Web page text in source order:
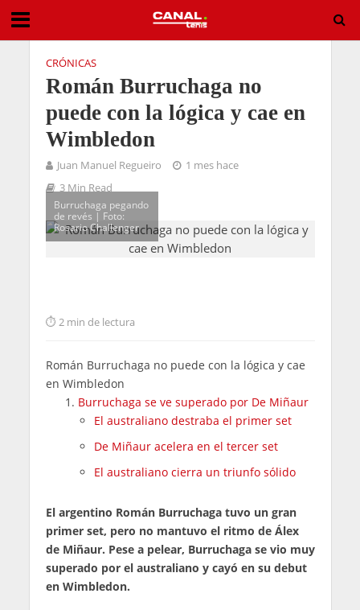
CRÓNICAS
Román Burruchaga no
puede con la lógica y cae en
Wimbledon
Juan Manuel Regueiro
1 mes hace
3 Min Read
Burruchaga pegando
de revés | Foto:
Rosario Challenger
2 min de lectura
Román Burruchaga no puede con la lógica y cae
en Wimbledon
Burruchaga se ve superado por De Miñaur
El australiano destraba el primer set
De Miñaur acelera en el tercer set
El australiano cierra un triunfo sólido
El argentino Román Burruchaga tuvo un gran
primer set, pero no mantuvo el ritmo de Álex
de Miñaur. Pese a pelear, Burruchaga se vio muy
superado por el australiano y cayó en su debut
en Wimbledon.